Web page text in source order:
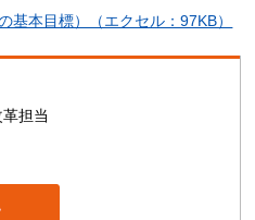
本目標）（エクセル：97KB）
担当